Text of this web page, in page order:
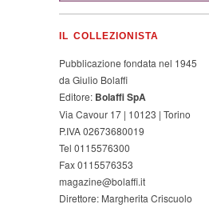
IL COLLEZIONISTA
Pubblicazione fondata nel 1945
da Giulio Bolaffi
Editore: Bolaffi SpA
Via Cavour 17 | 10123 | Torino
P.IVA 02673680019
Tel 0115576300
Fax 0115576353
magazine@bolaffi.it
Direttore: Margherita Criscuolo